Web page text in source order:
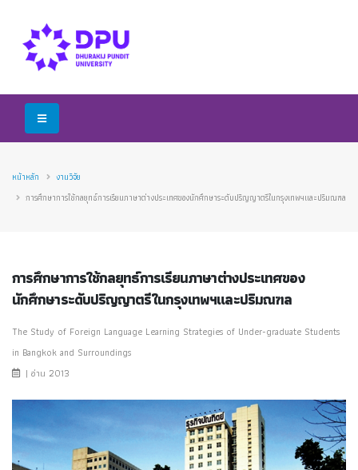
หน้าหลัก
งานวิจัย
การศึกษาการใช้กลยุทธ์การเรียนภาษาต่างประเทศของนักศึกษาระดับปริญญาตรีในกรุงเทพฯและปริมณฑล
การศึกษาการใช้กลยุทธ์การเรียนภาษาต่างประเทศของ
นักศึกษาระดับปริญญาตรีในกรุงเทพฯและปริมณฑล
The Study of Foreign Language Learning Strategies of Under-graduate Students
in Bangkok and Surroundings
| อ่าน 2013